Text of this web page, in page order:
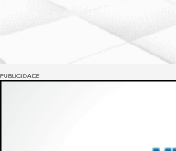
PUBLICIDADE